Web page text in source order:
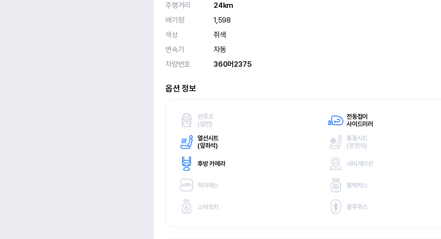
주행거리
24km
배기량
1,598
색상
쥐색
변속기
자동
차량번호
360머2375
옵션 정보
썬루프
(일반)
전동접이
사이드미러
열선시트
(앞좌석)
통풍시트
(운전석)
후방 카메라 내비게이션
하이패스 블랙박스
스마트키 블루투스